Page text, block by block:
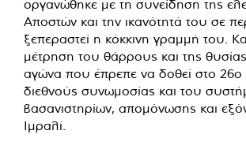
οργανώθηκε με τη συνείδηση ​​της
Αποστών και την ικανότητά του σε
ξεπεραστεί η κόκκινη γραμμή του.
μέτρηση του θάρρους και της
αγώνα που έπρεπε να δοθεί στο 26ο
διεθνούς συνωμοσίας και του
βασανιστηρίων, απομόνωσης και
Ιμραλί.